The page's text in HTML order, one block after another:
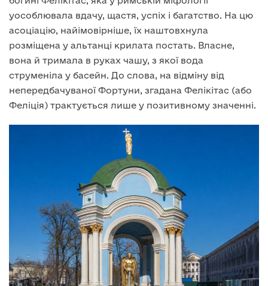
уособлювала вдачу, щастя, успіх і багатство. На цю
асоціацію, найімовірніше, їх наштовхнула
розміщена у альтанці крилата постать. Власне,
вона й тримала в руках чашу, з якої вода
струменіла у басейн. До слова, на відміну від
непередбачуваної Фортуни, згадана Фелікітас (або
Феліція) трактується лише у позитивному значенні.